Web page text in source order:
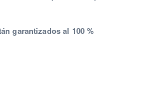
garantizados al 100 %